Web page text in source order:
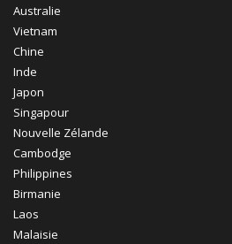
Australie
Vietnam
Chine
Inde
Japon
Singapour
Nouvelle Zélande
Cambodge
Philippines
Birmanie
Laos
Malaisie